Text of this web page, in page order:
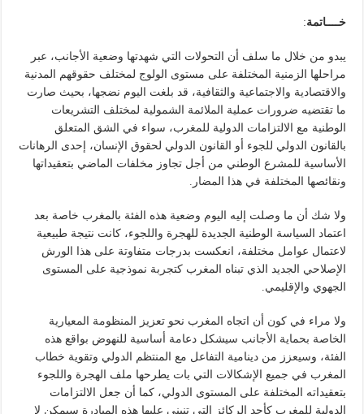
خــــاتمة:
يبدو من خلال ما سلف أن التحولات التي شهدتها وضعية الأجانب، عبر
مراحلها الزمنية المختلفة على مستوى الولوج لمختلف حقوقهم المدنية
والاقتصادية والاجتماعية والثقافية، قد بلغت اليوم نضجها، بحيث صارت
ما تقتضيه ضرورات عملية الملائمة الشمولية لمختلف التشريعات
الوطنية مع الالتزامات الدولية للمغرب، سواء في الشق المتعلق
بالقانون الدولي للجوء أو القانون الدولي لحقوق الإنسان، إحدى الرهانات
الأساسية للمشرع الوطني من أجل تجاوز مخلفات الماضي بتعقيداتها
ونقائصها المختلفة في هذا المضار.
ولا شك أن ما وصلت إليه اليوم وضعية هذه الفئة بالمغرب خاصة بعد
اعتماد السياسة الوطنية الجديدة للهجرة واللجوء، كانت نتيجة طبيعية
لاعتمال عوامل مختلفة، انعكست بدرجات متفاوتة على هذا الورش
الإصلاحي الجديد الذي تبناه المغرب كتجربة نموذجية على المستوى
الجهوي والإقليمي.
ولا مراء في كون أن اتجاه المغرب نحو تعزيز المنظومة المعيارية
الخاصة بحماية الأجانب سيشكل دعامة أساسية للنهوض بواقع هذه
الفئة، وسيعزز من دينامية التفاعل مع المنتظم الدولي وتقوية خطاب
المغرب في جميع الإشكالات التي بات يطرحها ملف الهجرة واللجوء
بتعقيداته المختلفة على المستوى الدولي، كما أن جعل الالتزامات
الدولية للمغرب كأحد الركائز التي تنبني عليها هذه المبادرة سيمكن لا